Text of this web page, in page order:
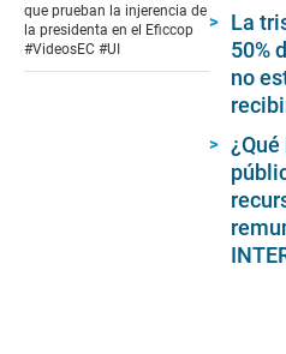
minutes,
24
que prueban la injerencia de
la presidenta en el Eficcop
#VideosEC #UI
La
50%
no